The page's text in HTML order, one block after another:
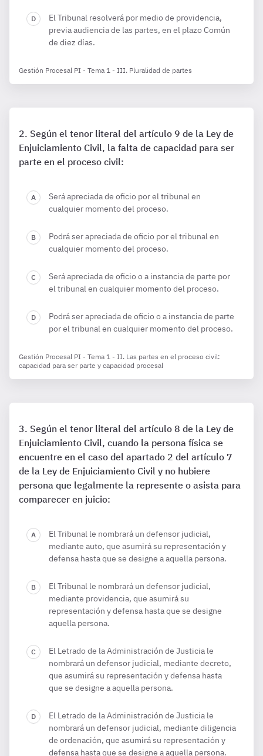
El Tribunal resolverá por medio de providencia,
previa audiencia de las partes, en el plazo Común
de diez días.
Gestión Procesal PI - Tema 1 - III. Pluralidad de partes
Según el tenor literal del artículo 9 de la Ley de
Enjuiciamiento Civil, la falta de capacidad para ser
parte en el proceso civil:
Será apreciada de oficio por el tribunal en
cualquier momento del proceso.
Podrá ser apreciada de oficio por el tribunal en
cualquier momento del proceso.
Será apreciada de oficio o a instancia de parte por
el tribunal en cualquier momento del proceso.
Podrá ser apreciada de oficio o a instancia de parte
por el tribunal en cualquier momento del proceso.
Gestión Procesal PI - Tema 1 - II. Las partes en el proceso civil:
capacidad para ser parte y capacidad procesal
Según el tenor literal del artículo 8 de la Ley de
Enjuiciamiento Civil, cuando la persona física se
encuentre en el caso del apartado 2 del artículo 7
de la Ley de Enjuiciamiento Civil y no hubiere
persona que legalmente la represente o asista para
comparecer en juicio:
El Tribunal le nombrará un defensor judicial,
mediante auto, que asumirá su representación y
defensa hasta que se designe a aquella persona.
El Tribunal le nombrará un defensor judicial,
mediante providencia, que asumirá su
representación y defensa hasta que se designe
aquella persona.
El Letrado de la Administración de Justicia le
nombrará un defensor judicial, mediante decreto,
que asumirá su representación y defensa hasta
que se designe a aquella persona.
El Letrado de la Administración de Justicia le
nombrará un defensor judicial, mediante diligencia
de ordenación, que asumirá su representación y
defensa hasta que se designe a aquella persona.